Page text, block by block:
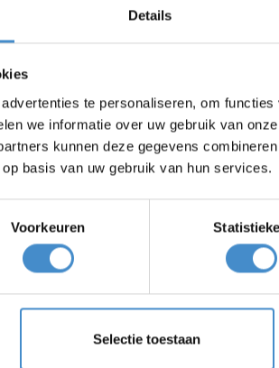
Details
te personaliseren, om
we informatie over uw gebruik van
kunnen deze gegevens
basis van uw gebruik van hun services.
Voorkeuren
Selectie toestaan
Marnix
Export
marnix@firmareinders.nl